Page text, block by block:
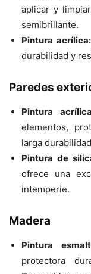
aplicar y
semibrillante.
Pintura acrílica:
durabilidad y
Paredes
Pintura
elementos,
larga
Pintura de
ofrece una
intemperie.
Madera
Pintura
protectora